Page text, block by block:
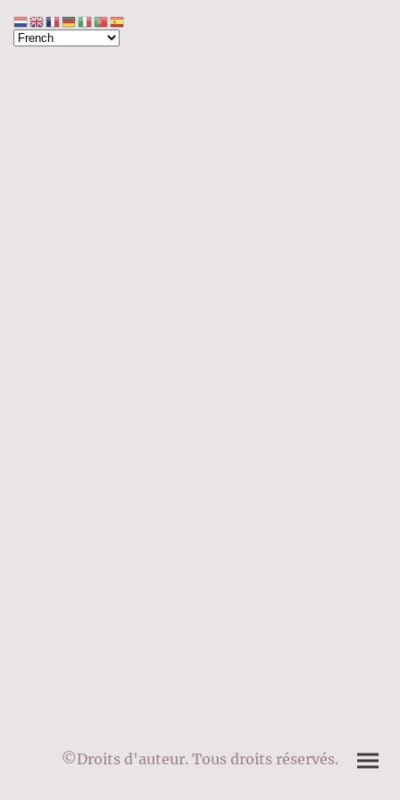
©Droits d'auteur. Tous droits réservés.